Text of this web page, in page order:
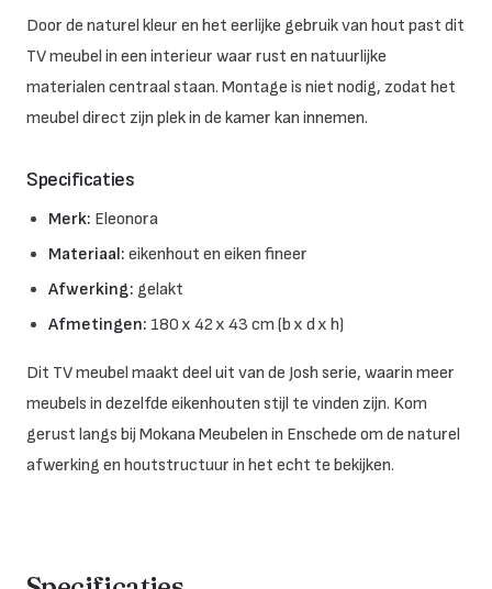
Door de naturel kleur en het eerlijke gebruik van hout past dit
TV meubel in een interieur waar rust en natuurlijke
materialen centraal staan. Montage is niet nodig, zodat het
meubel direct zijn plek in de kamer kan innemen.
Specificaties
Merk: Eleonora
Materiaal: eikenhout en eiken fineer
Afwerking: gelakt
Afmetingen: 180 x 42 x 43 cm (b x d x h)
Dit TV meubel maakt deel uit van de Josh serie, waarin meer
meubels in dezelfde eikenhouten stijl te vinden zijn. Kom
gerust langs bij Mokana Meubelen in Enschede om de naturel
afwerking en houtstructuur in het echt te bekijken.